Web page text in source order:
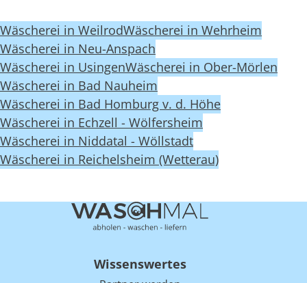
Wäscherei in WeilrodWäscherei in Wehrheim
Wäscherei in Neu-Anspach
Wäscherei in UsingenWäscherei in Ober-Mörlen
Wäscherei in Bad Nauheim
Wäscherei in Bad Homburg v. d. Höhe
Wäscherei in Echzell - Wölfersheim
Wäscherei in Niddatal - Wöllstadt
Wäscherei in Reichelsheim (Wetterau)
Wissenswertes